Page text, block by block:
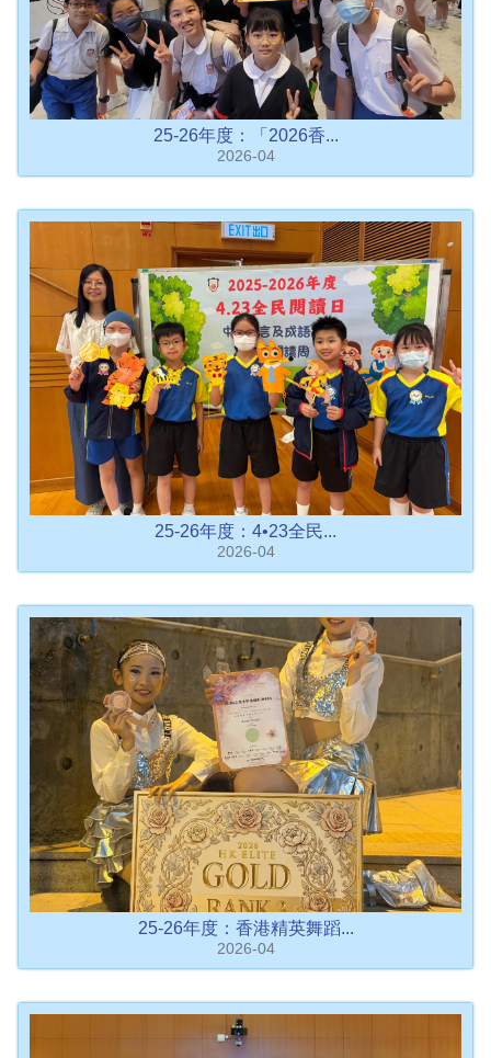
25-26年度：「2026香...
2026-04
25-26年度：4•23全民...
2026-04
25-26年度：香港精英舞蹈...
2026-04